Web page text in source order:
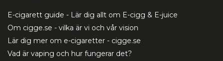
E-cigarett guide - Lär dig allt om E-cigg & E-juice
Om cigge.se - vilka är vi och vår vision
Lär dig mer om e-cigaretter - cigge.se
Vad är vaping och hur fungerar det?